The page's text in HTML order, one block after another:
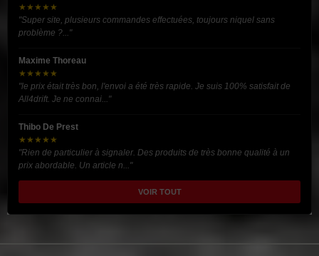
★★★★★
"Super site, plusieurs commandes effectuées, toujours niquel sans
problème ?..."
Maxime Thoreau
★★★★★
"le prix était très bon, l'envoi a été très rapide. Je suis 100% satisfait de
All4drift. Je ne connai..."
Thibo De Prest
★★★★★
"Rien de particulier à signaler. Des produits de très bonne qualité à un
prix abordable. Un article n..."
VOIR TOUT